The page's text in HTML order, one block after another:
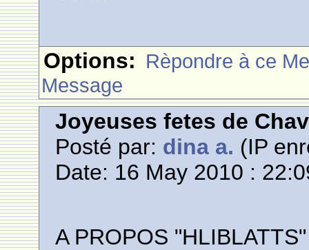
Options: Rèpondre à ce
Message
Joyeuses fetes de
Posté par: dina a. (IP
Date: 16 May 2010 :
A PROPOS